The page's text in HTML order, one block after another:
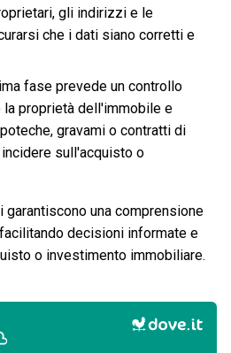
gli indirizzi e le
che i dati siano corretti e
fase prevede un controllo
proprietà dell'immobile e
gravami o contratti di
sull'acquisto o
una comprensione
decisioni informate e
o investimento immobiliare.